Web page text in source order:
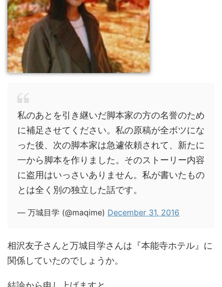
私のあとを引き継いだ脚本家の方の名誉のため
に補足させてください。私の原稿が全ボツにな
った後、次の脚本家は急遽依頼されて、新たに
一から脚本を作りました。そのストーリー内容
に盗用はいっさいありません。私が書いたもの
とは全く別の独立した話です。
— 万城目学 (@maqime) December 31, 2016
相沢友子さんと万城目学さんは『本能寺ホテル』に
関係していたのでしょうか。